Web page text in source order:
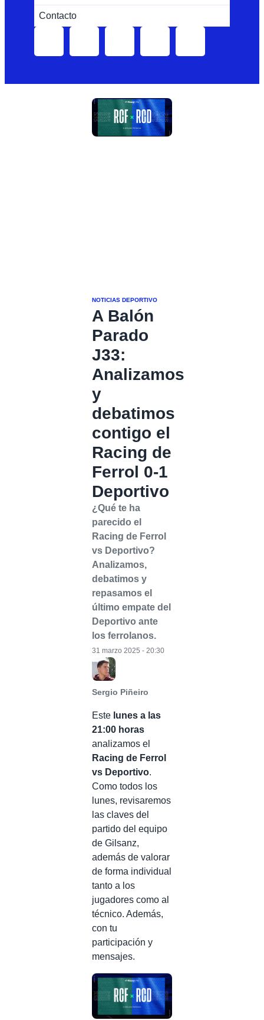
Contacto
NOTICIAS DEPORTIVO
A Balón
Parado
J33:
Analizamos
y
debatimos
contigo el
Racing de
Ferrol 0-1
Deportivo
¿Qué te ha
parecido el
Racing de Ferrol
vs Deportivo?
Analizamos,
debatimos y
repasamos el
último empate del
Deportivo ante
los ferrolanos.
Sergio Piñeiro
31 marzo 2025 - 20:30
Este lunes a las
21:00 horas
analizamos el
Racing de Ferrol
vs Deportivo.
Como todos los
lunes, revisaremos
las claves del
partido del equipo
de Gilsanz,
además de valorar
de forma individual
tanto a los
jugadores como al
técnico. Además,
con tu
participación y
mensajes.